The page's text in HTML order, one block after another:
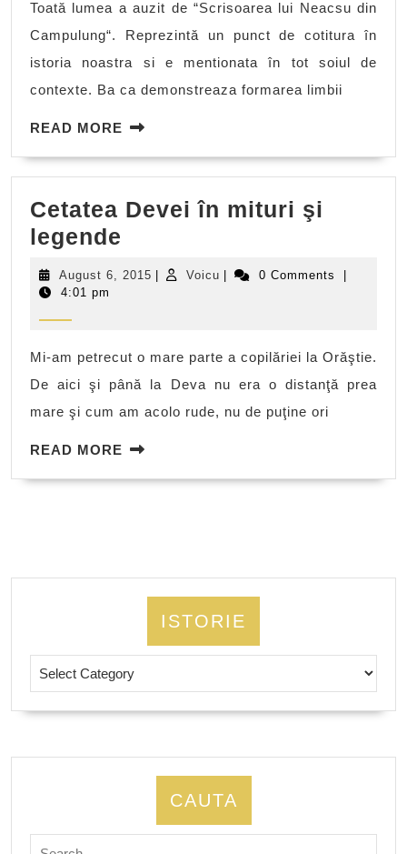
Toată lumea a auzit de “Scrisoarea lui Neacsu din
Campulung“. Reprezintă un punct de cotitura în
istoria noastra si e mentionata în tot soiul de
contexte. Ba ca demonstreaza formarea limbii
READ MORE READ
Cetatea Devei în mituri şi
legende
Devei
legende
August 6, 2015 AugustVoicu Voicu 0 Comments
4:01 pm
Mi-am petrecut o mare parte a copilăriei la Orăştie.
De aici şi până la Deva nu era o distanţă prea
mare şi cum am acolo rude, nu de puţine ori
READ MORE READ
ISTORIE
CAUTA